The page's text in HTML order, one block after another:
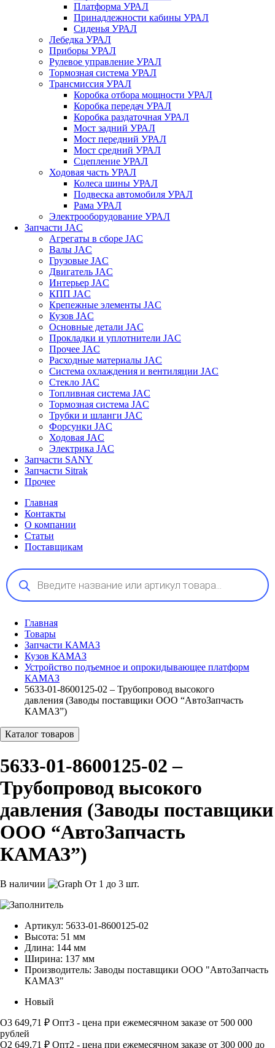
Платформа УРАЛ
Принадлежности кабины УРАЛ
Сиденья УРАЛ
Лебедка УРАЛ
Приборы УРАЛ
Рулевое управление УРАЛ
Тормозная система УРАЛ
Трансмиссия УРАЛ
Коробка отбора мощности УРАЛ
Коробка передач УРАЛ
Коробка раздаточная УРАЛ
Мост задний УРАЛ
Мост передний УРАЛ
Мост средний УРАЛ
Сцепление УРАЛ
Ходовая часть УРАЛ
Колеса шины УРАЛ
Подвеска автомобиля УРАЛ
Рама УРАЛ
Электрооборудование УРАЛ
Запчасти JAC
Агрегаты в сборе JAC
Валы JAC
Грузовые JAC
Двигатель JAC
Интерьер JAC
КПП JAC
Крепежные элементы JAC
Кузов JAC
Основные детали JAC
Прокладки и уплотнители JAC
Прочее JAC
Расходные материалы JAC
Система охлаждения и вентиляции JAC
Стекло JAC
Топливная система JAC
Тормозная система JAC
Трубки и шланги JAC
Форсунки JAC
Ходовая JAC
Электрика JAC
Запчасти SANY
Запчасти Sitrak
Прочее
Главная
Контакты
О компании
Статьи
Поставщикам
Поиск
товаров
Главная
Товары
Запчасти КАМАЗ
Кузов КАМАЗ
Устройство подъемное и опрокидывающее платформ
КАМАЗ
5633-01-8600125-02 – Трубопровод высокого
давления (Заводы поставщики ООО “АвтоЗапчасть
КАМАЗ”)
Каталог товаров
5633-01-8600125-02 –
Трубопровод высокого
давления (Заводы поставщики
ООО “АвтоЗапчасть
КАМАЗ”)
В наличии От 1 до 3 шт.
Артикул: 5633-01-8600125-02
Высота: 51 мм
Длина: 144 мм
Ширина: 137 мм
Производитель: Заводы поставщики ООО "АвтоЗапчасть
КАМАЗ"
Новый
О3 649,71 ₽ Опт3 - цена при ежемесячном заказе от 500 000
рублей
О2 649,71 ₽ Опт2 - цена при ежемесячном заказе от 300 000 до